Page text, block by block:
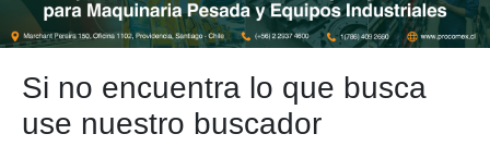
Si no encuentra lo que busca
use nuestro buscador